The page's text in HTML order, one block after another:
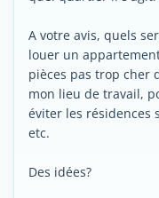
A votre avis, quels
louer un
pièces pas trop cher
mon lieu de travail,
éviter les résidences
etc.
Des idées?